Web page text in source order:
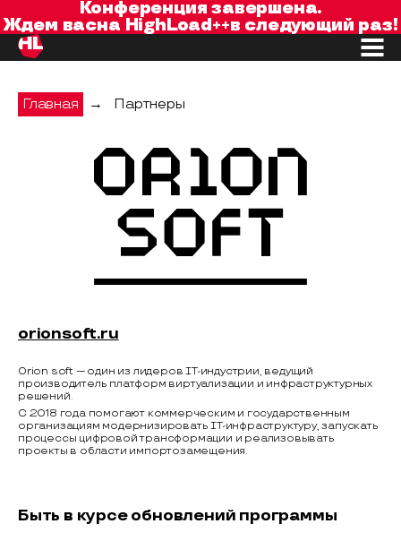
Конференция завершена.
Ждем васна HighLoad++в следующий раз!
Главная → Партнеры
Orion soft
orionsoft.ru
Orion soft — один из лидеров IT-индустрии, ведущий
производитель платформ виртуализации и инфраструктурных
решений.
С 2018 года помогают коммерческим и государственным
организациям модернизировать IT-инфраструктуру, запускать
процессы цифровой трансформации и реализовывать
проекты в области импортозамещения.
Быть в курсе обновлений программы